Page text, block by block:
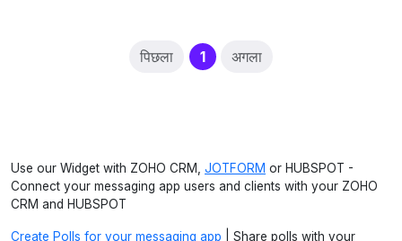
पिछला 1(current)
अगला
Use our Widget with ZOHO CRM, JOTFORM or HUBSPOT -
Connect your messaging app users and clients with your ZOHO
CRM and HUBSPOT
Create Polls for your messaging app | Share polls with your